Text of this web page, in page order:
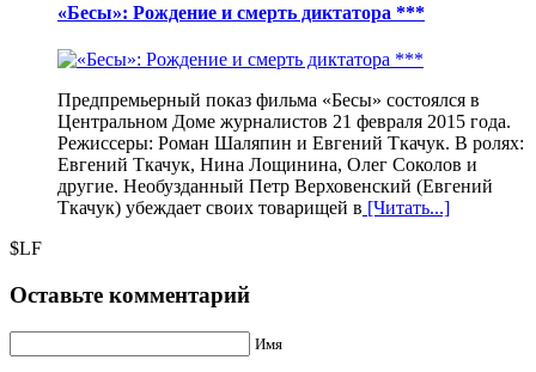
«Бесы»: Рождение и смерть диктатора ***
Предпремьерный показ фильма «Бесы» состоялся в
Центральном Доме журналистов 21 февраля 2015 года.
Режиссеры: Роман Шаляпин и Евгений Ткачук. В ролях:
Евгений Ткачук, Нина Лощинина, Олег Соколов и
другие. Необузданный Петр Верховенский (Евгений
Ткачук) убеждает своих товарищей в [Читать...]
$LF
Оставьте комментарий
Имя